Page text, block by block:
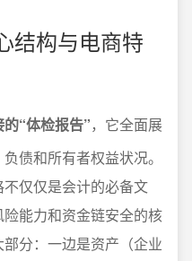
结构与电商特
“体检报告”，它全面展
债和所有者权益状况。
仅仅是会计的必备文
能力和资金链安全的核
分：一边是资产（企业